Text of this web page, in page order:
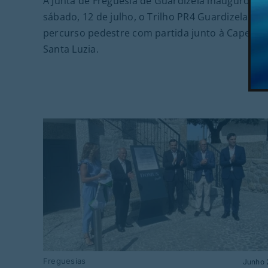
sábado, 12 de julho, o Trilho PR4 Guardizela,
percurso pedestre com partida junto à Capela
Santa Luzia.
Freguesias Junho